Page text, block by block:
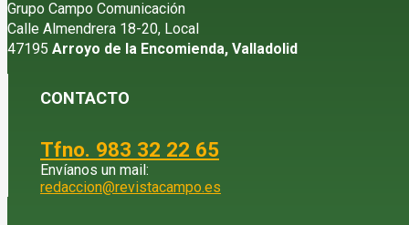
Grupo Campo Comunicación
Calle Almendrera 18-20, Local
47195 Arroyo de la Encomienda, Valladolid
CONTACTO
Tfno. 983 32 22 65
Envíanos un mail:
redaccion@revistacampo.es